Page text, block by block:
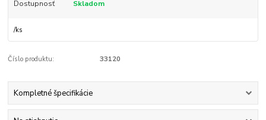
Dostupnosť Skladom
/ks
Číslo produktu: 33120
Kompletné špecifikácie